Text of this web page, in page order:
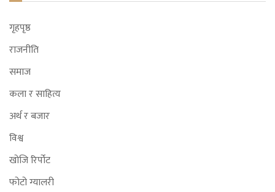
गृहपृष्ठ
राजनीति
समाज
कला र साहित्य
अर्थ र बजार
विश्व
खोजि रिर्पोट
फोटो ग्यालरी